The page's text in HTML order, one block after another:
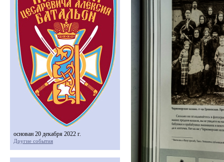
основан 20 декабря 2022 г.
Другие события